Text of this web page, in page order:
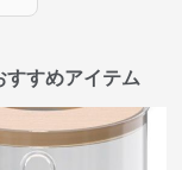
すすめアイテム